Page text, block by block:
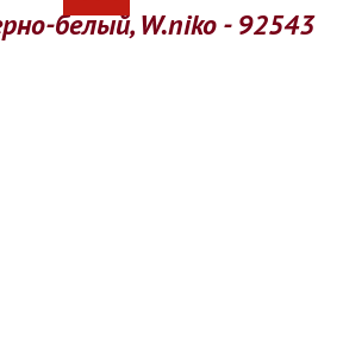
белый, W.niko - 92543